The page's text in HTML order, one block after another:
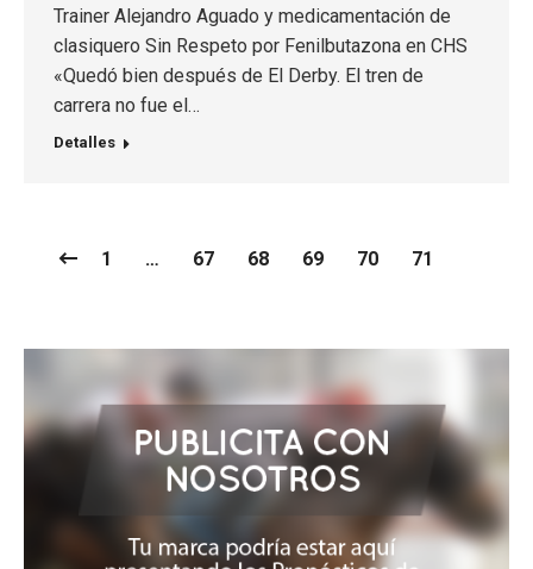
Trainer Alejandro Aguado y medicamentación de
clasiquero Sin Respeto por Fenilbutazona en CHS
«Quedó bien después de El Derby. El tren de
carrera no fue el…
Detalles
1 … 67 68 69 70 71